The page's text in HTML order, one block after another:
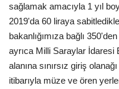
sağlamak amacıyla 1 yıl
2019'da 60 liraya
bakanlığımıza bağlı
ayrıca Milli Saraylar İdaresi
alanına sınırsız giriş
itibarıyla müze ve ören